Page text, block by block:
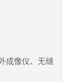
成像仪、无缝